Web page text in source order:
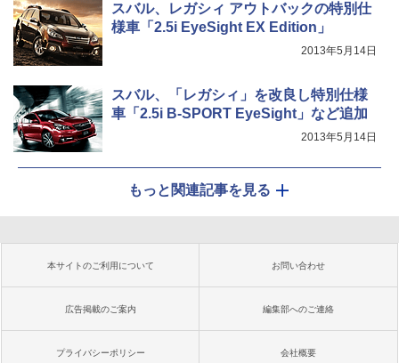
スバル、レガシィ アウトバックの特別仕
様車「2.5i EyeSight EX Edition」
2013年5月14日
スバル、「レガシィ」を改良し特別仕様
車「2.5i B-SPORT EyeSight」など追加
2013年5月14日
もっと関連記事を見る
本サイトのご利用について お問い合わせ
広告掲載のご案内 編集部へのご連絡
プライバシーポリシー 会社概要